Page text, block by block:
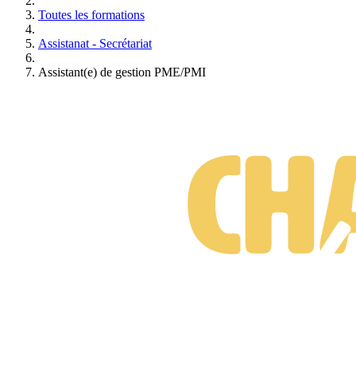
Toutes les formations
Assistanat - Secrétariat
Assistant(e) de gestion PME/PMI